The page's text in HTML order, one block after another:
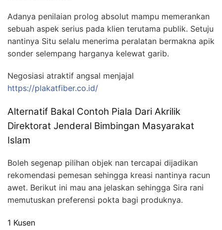
Adanya penilaian prolog absolut mampu memerankan
sebuah aspek serius pada klien terutama publik. Setuju
nantinya Situ selalu menerima peralatan bermakna apik
sonder selempang harganya kelewat garib.
Negosiasi atraktif angsal menjajal
https://plakatfiber.co.id/
Alternatif Bakal Contoh Piala Dari Akrilik
Direktorat Jenderal Bimbingan Masyarakat
Islam
Boleh segenap pilihan objek nan tercapai dijadikan
rekomendasi pemesan sehingga kreasi nantinya racun
awet. Berikut ini mau ana jelaskan sehingga Sira rani
memutuskan preferensi pokta bagi produknya.
1 Kusen